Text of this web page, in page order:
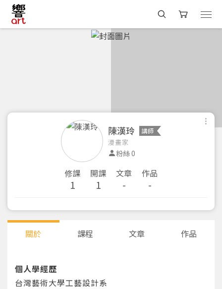
陳漢玲 講師
漫畫家
粉絲 0
修課
1
開課
1
文章
-
作品
-
關於 課程 文章 作品
個人學經歷
台灣藝術大學工藝設計系